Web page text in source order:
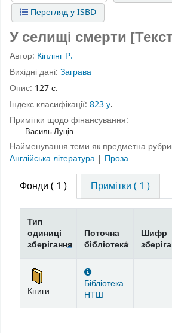
Перегляд у ISBD
У селищі смерти
Автор: Кіплінг Р.
Вихідні дані: Заграва
Опис: 127 с.
Індекс класифікації: 823 у.
Примітки щодо фінансування:
Василь Луців
Найменування теми як предметна
Англійська література | Проза
Фонди ( 1 ) Примітки ( 1 )
Фонди
Тип
одиниці
зберігання
Поточна
бібліотека
Шифр
Книги
Бібліотека
НТШ